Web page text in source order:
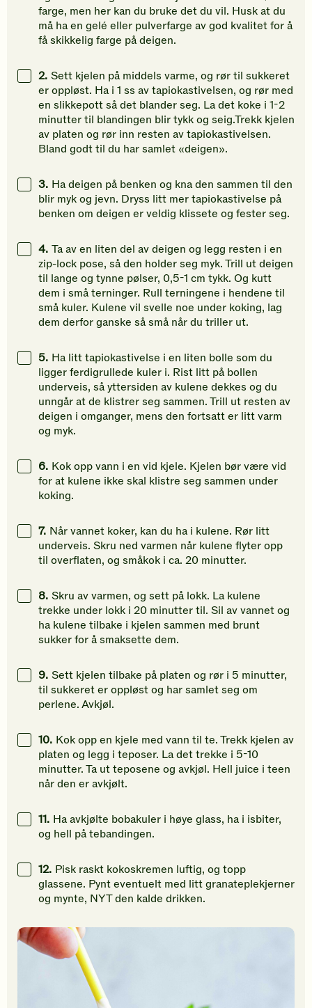
farge, men her kan du bruke det du vil. Husk at du
må ha en gelé eller pulverfarge av god kvalitet for å
få skikkelig farge på deigen.
2. Sett kjelen på middels varme, og rør til sukkeret
er oppløst. Ha i 1 ss av tapiokastivelsen, og rør med
en slikkepott så det blander seg. La det koke i 1-2
minutter til blandingen blir tykk og seig.Trekk kjelen
av platen og rør inn resten av tapiokastivelsen.
Bland godt til du har samlet «deigen».
3. Ha deigen på benken og kna den sammen til den
blir myk og jevn. Dryss litt mer tapiokastivelse på
benken om deigen er veldig klissete og fester seg.
4. Ta av en liten del av deigen og legg resten i en
zip-lock pose, så den holder seg myk. Trill ut deigen
til lange og tynne pølser, 0,5-1 cm tykk. Og kutt
dem i små terninger. Rull terningene i hendene til
små kuler. Kulene vil svelle noe under koking, lag
dem derfor ganske så små når du triller ut.
5. Ha litt tapiokastivelse i en liten bolle som du
ligger ferdigrullede kuler i. Rist litt på bollen
underveis, så yttersiden av kulene dekkes og du
unngår at de klistrer seg sammen. Trill ut resten av
deigen i omganger, mens den fortsatt er litt varm
og myk.
6. Kok opp vann i en vid kjele. Kjelen bør være vid
for at kulene ikke skal klistre seg sammen under
koking.
7. Når vannet koker, kan du ha i kulene. Rør litt
underveis. Skru ned varmen når kulene flyter opp
til overflaten, og småkok i ca. 20 minutter.
8. Skru av varmen, og sett på lokk. La kulene
trekke under lokk i 20 minutter til. Sil av vannet og
ha kulene tilbake i kjelen sammen med brunt
sukker for å smaksette dem.
9. Sett kjelen tilbake på platen og rør i 5 minutter,
til sukkeret er oppløst og har samlet seg om
perlene. Avkjøl.
10. Kok opp en kjele med vann til te. Trekk kjelen av
platen og legg i teposer. La det trekke i 5-10
minutter. Ta ut teposene og avkjøl. Hell juice i teen
når den er avkjølt.
11. Ha avkjølte bobakuler i høye glass, ha i isbiter,
og hell på tebandingen.
12. Pisk raskt kokoskremen luftig, og topp
glassene. Pynt eventuelt med litt granateplekjerner
og mynte, NYT den kalde drikken.